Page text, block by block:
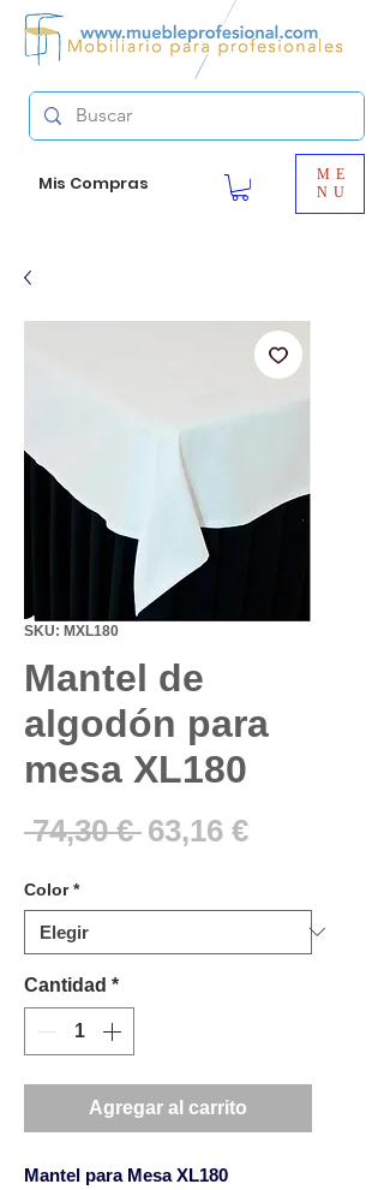
Mis Compras
ME
NU
SKU: MXL180
Mantel de
algodón para
mesa XL180
74,30 € Precio
63,16 €Precio
oferta
Color *
Cantidad *
Agregar al carrito
Mantel para Mesa XL180